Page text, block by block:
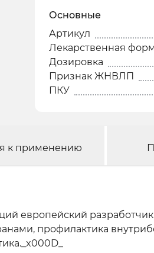
Основные
Артикул
Лекарственная
Дозировка
Признак ЖНВЛП
ПКУ
к применению
европейский
профилактика